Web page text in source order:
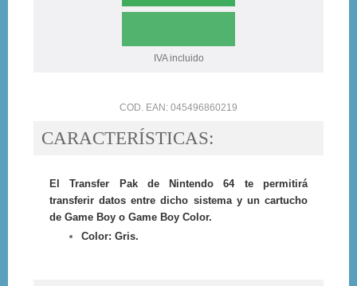
IVA incluido
CARACTERÍSTICAS:
COD. EAN: 045496860219
El Transfer Pak de Nintendo 64 te permitirá
transferir datos entre dicho sistema y un cartucho
de Game Boy o Game Boy Color.
Color: Gris.